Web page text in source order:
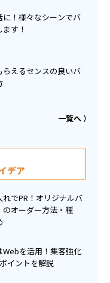
に！様々なシーンでバ
す！
えるセンスの良いバ
一覧へ
デア
でPR！オリジナルバ
のオーダー方法・種
Webを活用！集客強化
イントを解説